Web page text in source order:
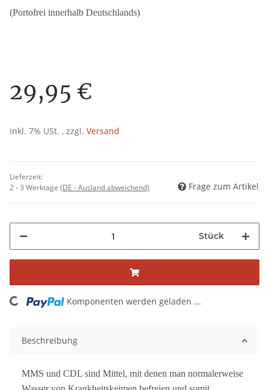
(Portofrei innerhalb Deutschlands)
29,95 €
inkl. 7% USt. , zzgl. Versand
Lieferzeit:
2 - 3 Werktage (DE - Ausland abweichend) Frage zum Artikel
Stück
Loading... Komponenten werden geladen ...
Beschreibung
MMS und CDL sind Mittel, mit denen man normalerweise